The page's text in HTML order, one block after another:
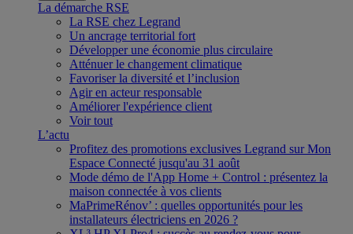
La démarche RSE
La RSE chez Legrand
Un ancrage territorial fort
Développer une économie plus circulaire
Atténuer le changement climatique
Favoriser la diversité et l’inclusion
Agir en acteur responsable
Améliorer l'expérience client
Voir tout
L’actu
Profitez des promotions exclusives Legrand sur Mon
Espace Connecté jusqu'au 31 août
Mode démo de l'App Home + Control : présentez la
maison connectée à vos clients
MaPrimeRénov’ : quelles opportunités pour les
installateurs électriciens en 2026 ?